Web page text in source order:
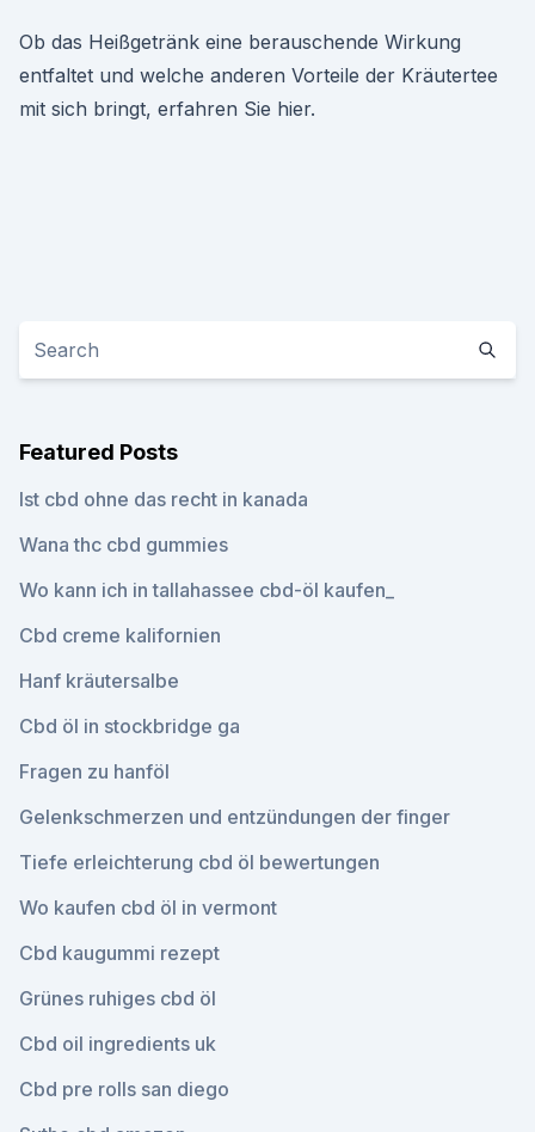
Ob das Heißgetränk eine berauschende Wirkung
entfaltet und welche anderen Vorteile der Kräutertee
mit sich bringt, erfahren Sie hier.
Featured Posts
Ist cbd ohne das recht in kanada
Wana thc cbd gummies
Wo kann ich in tallahassee cbd-öl kaufen_
Cbd creme kalifornien
Hanf kräutersalbe
Cbd öl in stockbridge ga
Fragen zu hanföl
Gelenkschmerzen und entzündungen der finger
Tiefe erleichterung cbd öl bewertungen
Wo kaufen cbd öl in vermont
Cbd kaugummi rezept
Grünes ruhiges cbd öl
Cbd oil ingredients uk
Cbd pre rolls san diego